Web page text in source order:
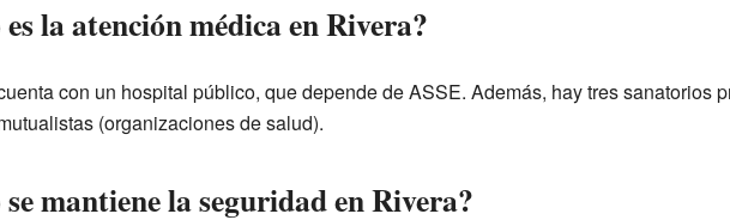
la atención médica en Rivera?
con un hospital público, que depende de ASSE. Además, hay tres sanatorios
(organizaciones de salud).
mantiene la seguridad en Rivera?